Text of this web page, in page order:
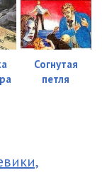
Согнутая
петля